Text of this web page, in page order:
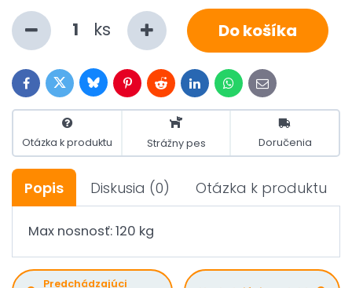
ks Do košíka
FacebookTwitterBlueskyPinterestRedditLinkedInWhatsApp
E-
mail
Otázka k produktu Strážny pes Doručenia
Popis Diskusia (0) Otázka k produktu
Max nosnosť: 120 kg
Predchádzajúci